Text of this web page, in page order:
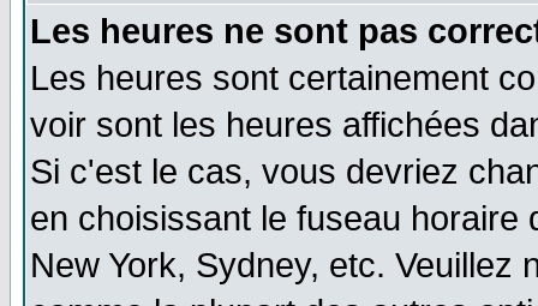
Les heures ne sont pas
Les heures sont certainement
voir sont les heures affichées
Si c'est le cas, vous devriez
en choisissant le fuseau
New York, Sydney, etc. Veuillez